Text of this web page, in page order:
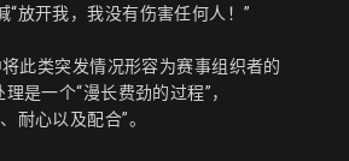
“放开我，我没有伤害任何人！”
此类突发情况形容为赛事组织者的
是一个“漫长费劲的过程”，
耐心以及配合”。